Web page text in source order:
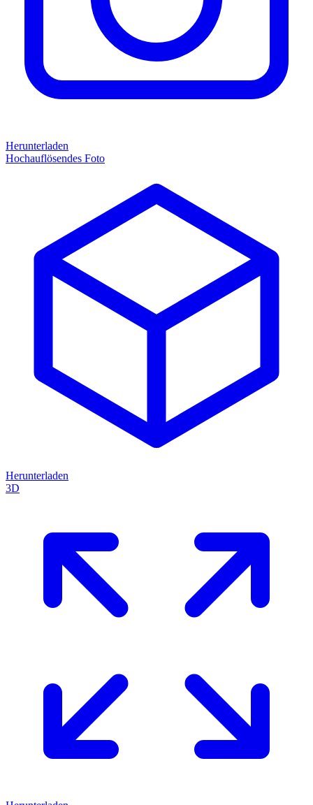
Herunterladen
Hochauflösendes Foto
Herunterladen
3D